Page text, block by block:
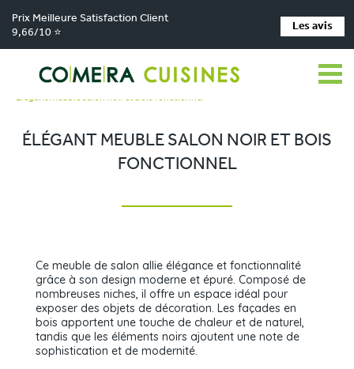
Prix Meilleure Satisfaction Client
9,66/10 ⭐
Les avis
Comera Cuisines > Nos magasins de cuisine >
Cuisiniste CHÂTEAUBRIANT Réalisations >
Élégant meuble salon noir et bois fonctionnel
ÉLÉGANT MEUBLE SALON NOIR ET BOIS
FONCTIONNEL
Ce meuble de salon allie élégance et fonctionnalité
grâce à son design moderne et épuré. Composé de
nombreuses niches, il offre un espace idéal pour
exposer des objets de décoration. Les façades en
bois apportent une touche de chaleur et de naturel,
tandis que les éléments noirs ajoutent une note de
sophistication et de modernité.